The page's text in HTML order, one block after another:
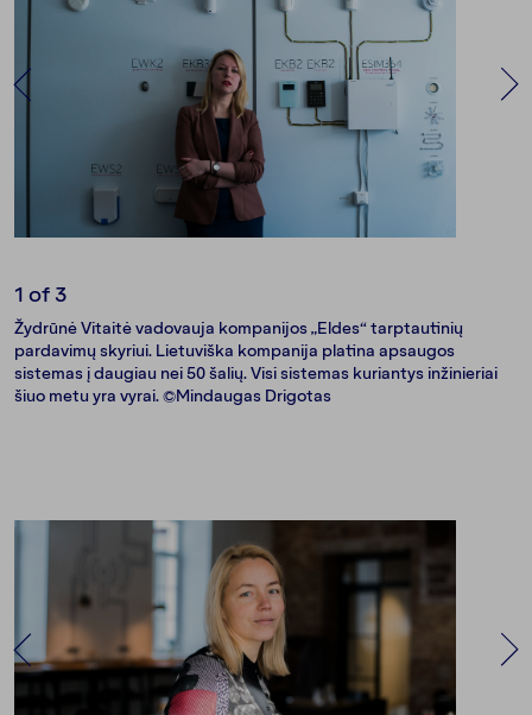
1 of 3
Žydrūnė Vitaitė vadovauja kompanijos „Eldes“ tarptautinių
pardavimų skyriui. Lietuviška kompanija platina apsaugos
sistemas į daugiau nei 50 šalių. Visi sistemas kuriantys inžinieriai
šiuo metu yra vyrai. ©Mindaugas Drigotas